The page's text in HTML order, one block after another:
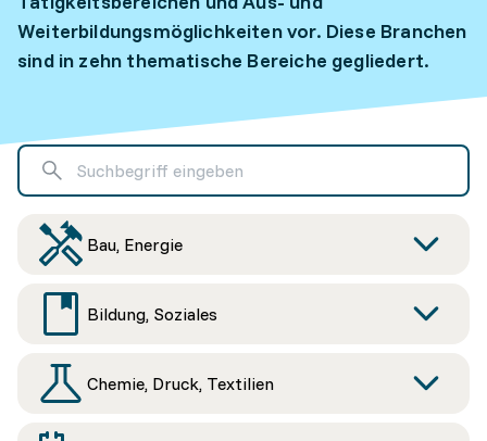
Weiterbildungsmöglichkeiten vor. Diese Branchen
sind in zehn thematische Bereiche gegliedert.
Bau, Energie
Bildung, Soziales
Chemie, Druck, Textilien